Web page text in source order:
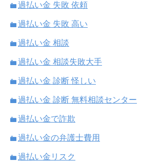
過払い金 失敗 依頼
過払い金 失敗 高い
過払い金 相談
過払い金 相談失敗大手
過払い金 診断 怪しい
過払い金 診断 無料相談センター
過払い金で詐欺
過払い金の弁護士費用
過払い金リスク